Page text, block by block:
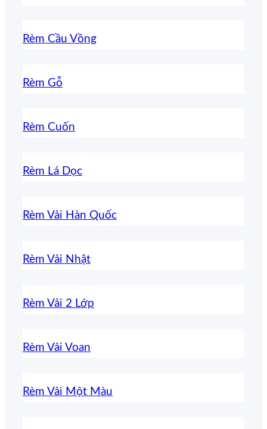
Rèm Cầu Vồng
Rèm Gỗ
Rèm Cuốn
Rèm Lá Dọc
Rèm Vải Hàn Quốc
Rèm Vải Nhật
Rèm Vải 2 Lớp
Rèm Vải Voan
Rèm Vải Một Màu